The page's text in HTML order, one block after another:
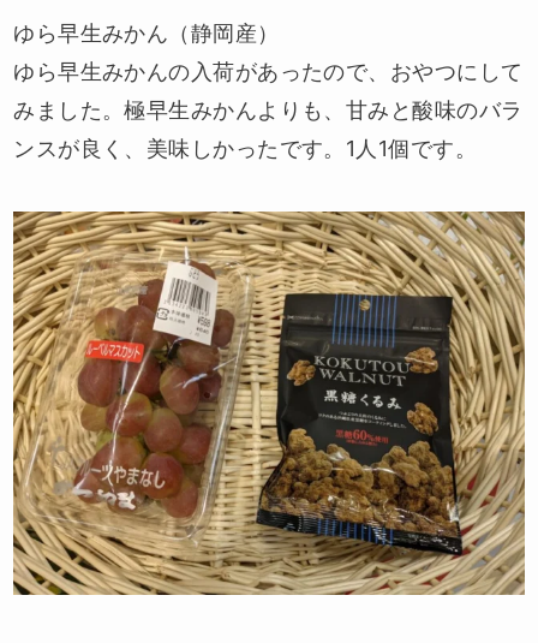
ゆら早生みかん（静岡産）
ゆら早生みかんの入荷があったので、おやつにして
みました。極早生みかんよりも、甘みと酸味のバラ
ンスが良く、美味しかったです。1人1個です。